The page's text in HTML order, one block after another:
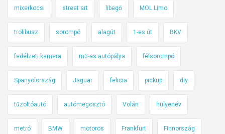
mixerkocsi street art libegő MOL Limo
trolibusz sorompó alagút 1-es út BKV
fedélzeti kamera m3-as autópálya félsorompó
Spanyolország Jaguar felicia pickup diy
tűzoltóautó autómegosztó Volán hülyenév
metró BMW motoros Frankfurt Finnország